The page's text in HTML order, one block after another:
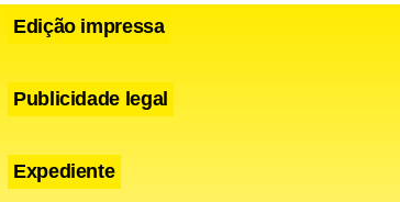
Edição impressa
Publicidade legal
Expediente